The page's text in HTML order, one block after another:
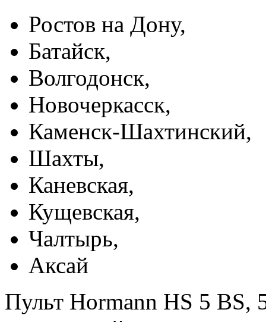
Ростов на Дону,
Батайск,
Волгодонск,
Новочеркасск,
Каменск-Шахтинский,
Шахты,
Каневская,
Кущевская,
Чалтырь,
Аксай
Пульт Hormann HS 5 BS,